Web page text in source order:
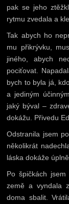
pak se jeho
rytmu zvedala a
Tak abych ho
mu přikrývku,
jiného, abych
pociťovat.
bych to byla já,
a jediným
jaký býval –
dokážu. Přivedu
Odstranila jsem
několikrát
láska dokáže
Po špičkách
země a vyndala
doma sbalit.